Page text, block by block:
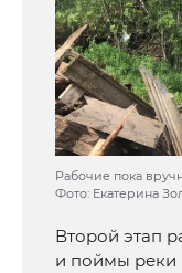
Рабочие пока
Фото: Екатерина
Второй этап
и поймы реки